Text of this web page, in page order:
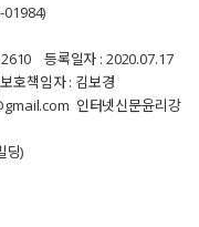
01984)
등록일자 : 2020.07.17
호책임자 : 김보경
인터넷신문윤리강
딩)